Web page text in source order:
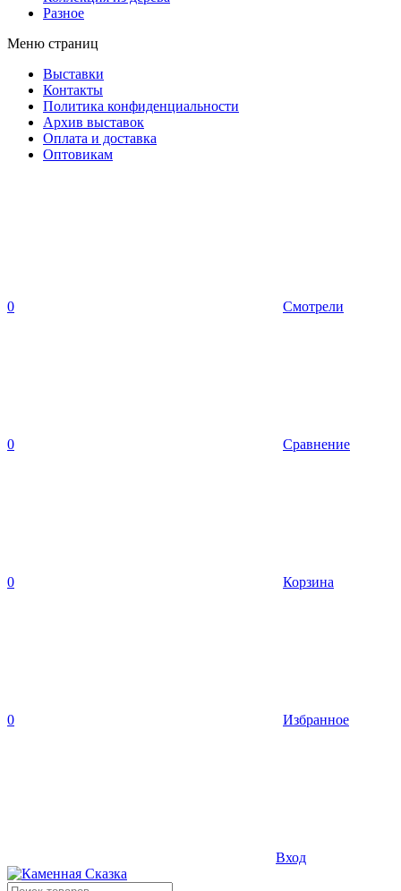
Разное
Меню страниц
Выставки
Контакты
Политика конфиденциальности
Архив выставок
Оплата и доставка
Оптовикам
0 Смотрели
0 Сравнение
0 Корзина
0 Избранное
Вход